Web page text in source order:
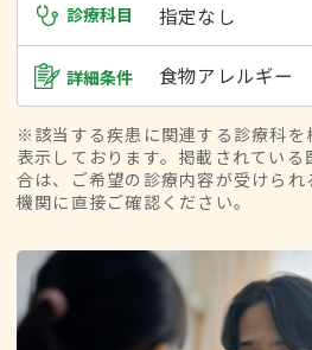
診療科目 指定なし
詳細条件 食物アレルギー
※該当する疾患に関連する診療科を
表示しております。掲載されてい
合は、ご希望の診療内容が受けら
機関に直接ご確認ください。